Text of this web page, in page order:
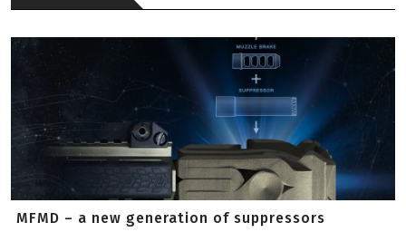
MFMD – a new generation of suppressors